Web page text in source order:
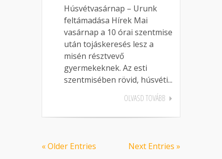
Húsvétvasárnap – Urunk
feltámadása Hírek Mai
vasárnap a 10 órai szentmise
után tojáskeresés lesz a
misén résztvevő
gyermekeknek. Az esti
szentmisében rövid, húsvéti...
OLVASD TOVÁBB
« Older Entries Next Entries »